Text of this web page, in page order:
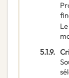
5.1.9.